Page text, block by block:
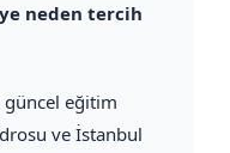
neden tercih
güncel eğitim
ve İstanbul